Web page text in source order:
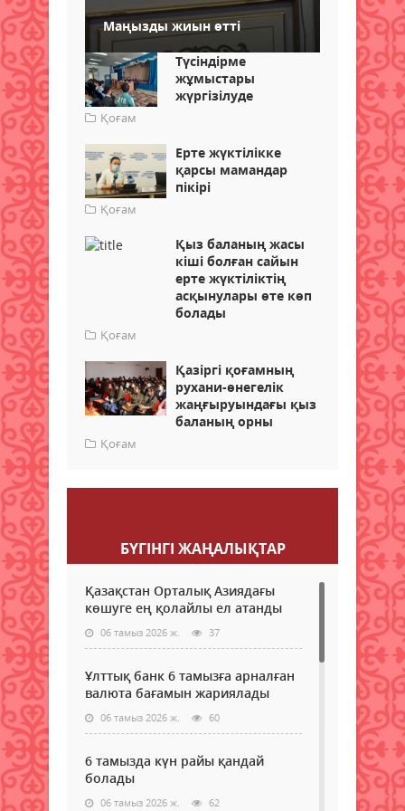
Маңызды жиын өтті
Түсіндірме
жұмыстары
жүргізілуде
Қоғам
Ерте жүктілікке
қарсы мамандар
пікірі
Қоғам
Қыз баланың жасы
кіші болған сайын
ерте жүктіліктің
асқынулары өте көп
болады
Қоғам
Қазіргі қоғамның
рухани-өнегелік
жаңғыруындағы қыз
баланың орны
Қоғам
БҮГІНГI ЖАҢАЛЫҚТАР
Қазақстан Орталық Азиядағы
көшуге ең қолайлы ел атанды
06 тамыз 2026 ж. 37
Ұлттық банк 6 тамызға арналған
валюта бағамын жариялады
06 тамыз 2026 ж. 60
6 тамызда күн райы қандай
болады
06 тамыз 2026 ж. 62